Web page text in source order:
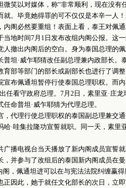
笑以对媒体，称“非常顺利，现在没有
。毕竟她得罪的可不仅仅是本辛一人！
内阁必然要重组！表面上看，泰王对佩
当地时间7月1日发布改组内阁公报。这
人撤出内阁后的空白。身为泰国总理的
普坦·威乍耶猜改任副总理兼内政部长。
部等部门的部长或副部长也进行了调整
布佩通坦暂停行使泰国总理职权。而内
任看守政府总理。7月2日，素里亚·庄
命普坦·威乍耶猜为代理总理。
代理行使总理职权的泰国副总理兼交通
·哇集拉隆功宣誓就职。同一天，素里
播电视台当天播放了新内阁成员宣誓就
并参与了改组后的泰国新内阁成员在曼
，佩通坦进可以在与宪法法院纠缠赢得
正因此，她于就任文化部长的次日，立